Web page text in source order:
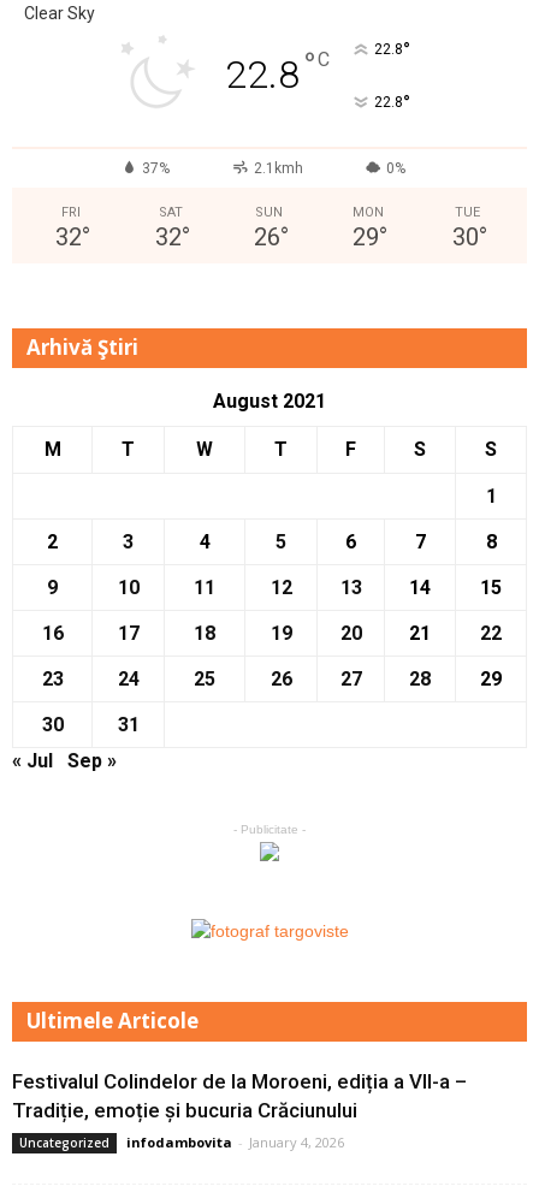
Clear Sky
22.8°C 22.8°
22.8°
37% 2.1kmh 0%
FRI
32°
SAT
32°
SUN
26°
MON
29°
TUE
30°
Arhivă Ştiri
August 2021
M T W T F S S
1
2
3 4 5 6 7
8
9
10 11 12 13 14
15
16
17 18 19 20 21
22
23
24 25 26 27 28
29
30
31
« Jul
Sep »
- Publicitate -
Ultimele Articole
Festivalul Colindelor de la Moroeni, ediția a VII-a –
Tradiție, emoție și bucuria Crăciunului
Uncategorized infodambovita - January 4, 2026